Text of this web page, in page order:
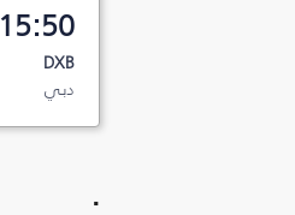
15:50
DXB
دبي
.